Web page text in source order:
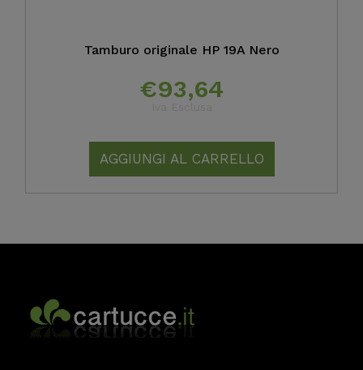
Tamburo originale HP 19A Nero
€93,64
AGGIUNGI AL CARRELLO